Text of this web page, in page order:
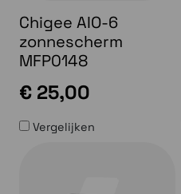
Chigee AIO-6
zonnescherm
MFP0148
€ 25,00
Vergelijken